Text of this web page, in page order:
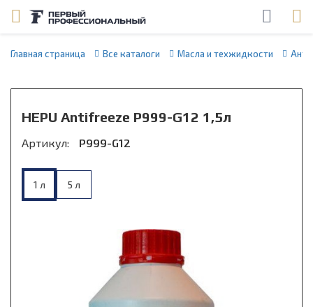
Главная страница Все каталоги Масла и техжидкости
HEPU Antifreeze P999-G12 1,5л
Артикул: P999-G12
1 л 5 л